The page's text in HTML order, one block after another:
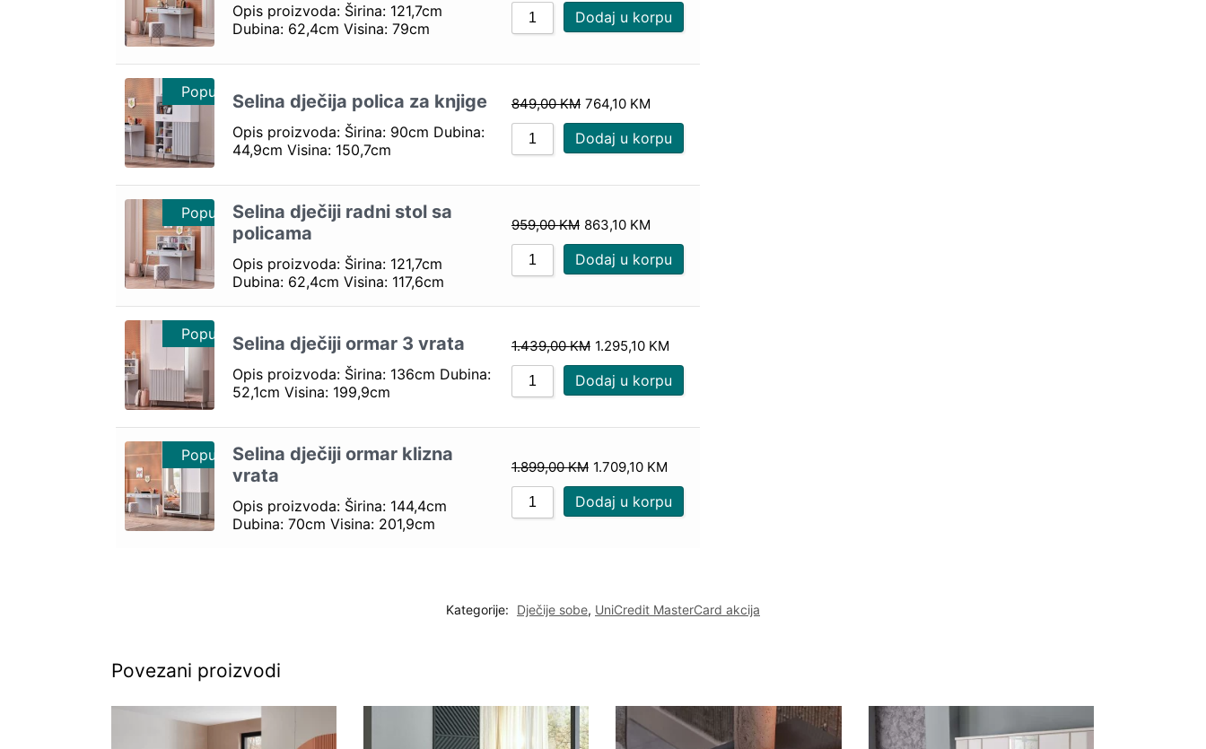
Opis proizvoda: Širina: 121,7cm
Dubina: 62,4cm Visina: 79cm
Dodaj u korpu
Popust 10%Selina dječija polica za knjige
Opis proizvoda: Širina: 90cm Dubina:
44,9cm Visina: 150,7cm
849,00KM 764,10 KM
Dodaj u korpu
Popust 10%Selina dječiji radni stol sa
policama
Opis proizvoda: Širina: 121,7cm
Dubina: 62,4cm Visina: 117,6cm
959,00KM 863,10 KM
Dodaj u korpu
Popust 10%Selina dječiji ormar 3 vrata
Opis proizvoda: Širina: 136cm Dubina:
52,1cm Visina: 199,9cm
1.439,00KM 1.295,10 KM
Dodaj u korpu
Popust 10%Selina dječiji ormar klizna
vrata
Opis proizvoda: Širina: 144,4cm
Dubina: 70cm Visina: 201,9cm
1.899,00KM 1.709,10 KM
Dodaj u korpu
Kategorije: Dječije sobe, UniCredit MasterCard akcija
Povezani proizvodi